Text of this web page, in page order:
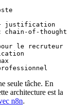
+ justification
chain-of-thought
pour le recruteur
seule tâche. En
architecture est la
n8n.